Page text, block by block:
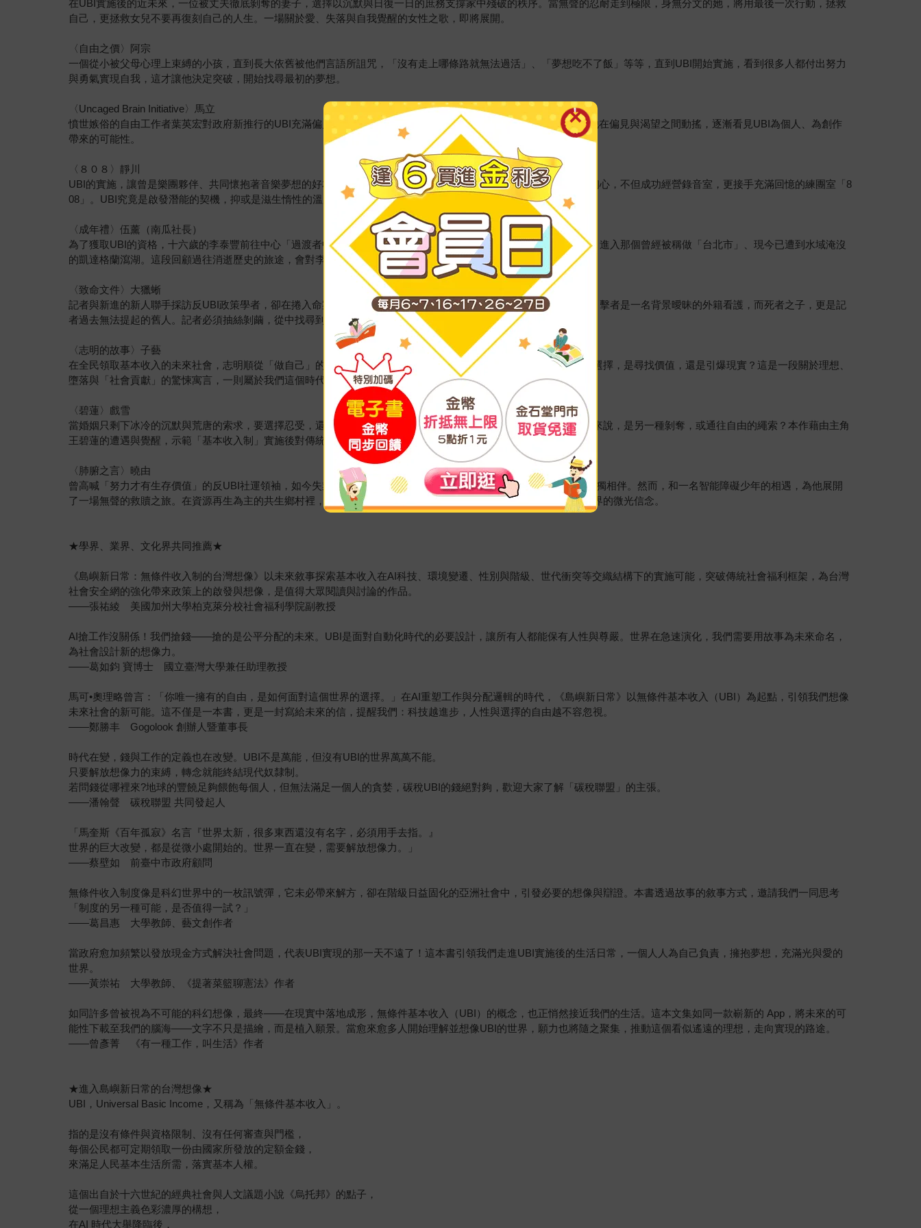
在UBI實施後的近未來，一位被丈夫徹底剝奪的妻子，選擇以沉默與日復一日的庶務支撐家中殘破的秩序。當無聲的忍耐走到極限，身無分文的她，將用最後一次行動，拯救
自己，更拯救女兒不要再復刻自己的人生。一場關於愛、失落與自我覺醒的女性之歌，即將展開。
〈自由之價〉阿宗
一個從小被父母心理上束縛的小孩，直到長大依舊被他們言語所詛咒，「沒有走上哪條路就無法過活」、「夢想吃不了飯」等等，直到UBI開始實施，看到很多人都付出努力
與勇氣實現自我，這才讓他決定突破，開始找尋最初的夢想。
〈Uncaged Brain Initiative〉馬立
憤世嫉俗的自由工作者葉英宏對政府新推行的UBI充滿偏見，然而一場創作聚會以及與AI助理凱薩琳的對話，開始讓他在偏見與渴望之間動搖，逐漸看見UBI為個人、為創作
帶來的可能性。
〈８０８〉靜川
UBI的實施，讓曾是樂團夥伴、共同懷抱著音樂夢想的好友產生分歧，有人原先的怠惰與拖延變本加厲，也有人堅守初心，不但成功經營錄音室，更接手充滿回憶的練團室「8
08」。UBI究竟是啟發潛能的契機，抑或是滋生惰性的溫床？
〈成年禮〉伍薰（南瓜社長）
為了獲取UBI的資格，十六歲的李泰豐前往中心「過渡者中心」進行服務。他今天的任務，是陪伴一位前文明的長者，進入那個曾經被稱做「台北市」、現今已遭到水域淹沒
的凱達格蘭瀉湖。這段回顧過往消逝歷史的旅途，會對李泰豐年輕的生命帶來什麼衝擊？
〈致命文件〉大獵蜥
記者與新進的新人聯手採訪反UBI政策學者，卻在捲入命案之中。資料消失、疑點叢生。新人被視為命案兇手，唯一目擊者是一名背景曖昧的外籍看護，而死者之子，更是記
者過去無法提起的舊人。記者必須抽絲剝繭，從中找尋到謀殺案的真相。
〈志明的故事〉子藝
在全民領取基本收入的未來社會，志明順從「做自己」的理念，卻步步墜入社會邊緣，從理想青年到體制叛徒，他的選擇，是尋找價值，還是引爆現實？這是一段關於理想、
墮落與「社會貢獻」的驚悚寓言，一則屬於我們這個時代的反烏托邦故事。
〈碧蓮〉戲雪
當婚姻只剩下冰冷的沉默與荒唐的索求，要選擇忍受，還是為自己尋找一條活路？「基本收入制」對父權社會的女性來說，是另一種剝奪，或通往自由的繩索？本作藉由主角
王碧蓮的遭遇與覺醒，示範「基本收入制」實施後對傳統婦女的可能影響。
〈肺腑之言〉曉由
曾高喊「努力才有生存價值」的反UBI社運領袖，如今失業又失能，只剩下他打死不肯使用的UBI存款帳簿，與自己孤獨相伴。然而，和一名智能障礙少年的相遇，為他展開
了一場無聲的救贖之旅。在資源再生為主的共生鄉村裡，這名「老廢物」將在破碎的日常中，試著重建他對自身與世界的微光信念。
★學界、業界、文化界共同推薦★
《島嶼新日常：無條件收入制的台灣想像》以未來敘事探索基本收入在AI科技、環境變遷、性別與階級、世代衝突等交織結構下的實施可能，突破傳統社會福利框架，為台灣
社會安全網的強化帶來政策上的啟發與想像，是值得大眾閱讀與討論的作品。
——張祐綾 美國加州大學柏克萊分校社會福利學院副教授
AI搶工作沒關係！我們搶錢——搶的是公平分配的未來。UBI是面對自動化時代的必要設計，讓所有人都能保有人性與尊嚴。世界在急速演化，我們需要用故事為未來命名，
為社會設計新的想像力。
——葛如鈞 寶博士 國立臺灣大學兼任助理教授
馬可•奧理略曾言：「你唯一擁有的自由，是如何面對這個世界的選擇。」在AI重塑工作與分配邏輯的時代，《島嶼新日常》以無條件基本收入（UBI）為起點，引領我們想像
未來社會的新可能。這不僅是一本書，更是一封寫給未來的信，提醒我們：科技越進步，人性與選擇的自由越不容忽視。
——鄭勝丰 Gogolook 創辦人暨董事長
時代在變，錢與工作的定義也在改變。UBI不是萬能，但沒有UBI的世界萬萬不能。
只要解放想像力的束縛，轉念就能終結現代奴隸制。
若問錢從哪裡來?地球的豐饒足夠餵飽每個人，但無法滿足一個人的貪婪，碳稅UBI的錢絕對夠，歡迎大家了解「碳稅聯盟」的主張。
——潘翰聲 碳稅聯盟 共同發起人
「馬奎斯《百年孤寂》名言『世界太新，很多東西還沒有名字，必須用手去指。』
世界的巨大改變，都是從微小處開始的。世界一直在變，需要解放想像力。」
——蔡壁如 前臺中市政府顧問
無條件收入制度像是科幻世界中的一枚訊號彈，它未必帶來解方，卻在階級日益固化的亞洲社會中，引發必要的想像與辯證。本書透過故事的敘事方式，邀請我們一同思考
「制度的另一種可能，是否值得一試？」
——葛昌惠 大學教師、藝文創作者
當政府愈加頻繁以發放現金方式解決社會問題，代表UBI實現的那一天不遠了！這本書引領我們走進UBI實施後的生活日常，一個人人為自己負責，擁抱夢想，充滿光與愛的
世界。
——黃崇祐 大學教師、《提著菜籃聊憲法》作者
如同許多曾被視為不可能的科幻想像，最終——在現實中落地成形，無條件基本收入（UBI）的概念，也正悄然接近我們的生活。這本文集如同一款嶄新的 App，將未來的可
能性下載至我們的腦海——文字不只是描繪，而是植入願景。當愈來愈多人開始理解並想像UBI的世界，願力也將隨之聚集，推動這個看似遙遠的理想，走向實現的路途。
——曾彥菁 《有一種工作，叫生活》作者
★進入島嶼新日常的台灣想像★
UBI，Universal Basic Income，又稱為「無條件基本收入」。
指的是沒有條件與資格限制、沒有任何審查與門檻，
每個公民都可定期領取一份由國家所發放的定額金錢，
來滿足人民基本生活所需，落實基本人權。
這個出自於十六世紀的經典社會與人文議題小說《烏托邦》的點子，
從一個理想主義色彩濃厚的構想，
在AI 時代大舉降臨後，